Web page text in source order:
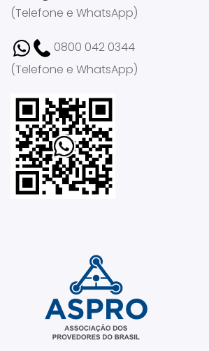
(Telefone e WhatsApp)
0800 042 0344
(Telefone e WhatsApp)